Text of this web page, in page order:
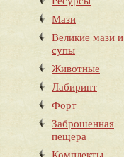
Мази
Великие мази и
супы
Животные
Лабиринт
Форт
Заброшенная
пещера
Комплекты